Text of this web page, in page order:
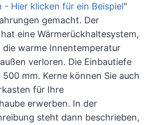
- Hier klicken für ein Beispiel"
gemacht. Der
eine Wärmerückhaltesystem,
warme Innentemperatur
verloren. Die Einbautiefe
mm. Kerne können Sie auch
für Ihre
erwerben. In der
steht dann beschrieben,